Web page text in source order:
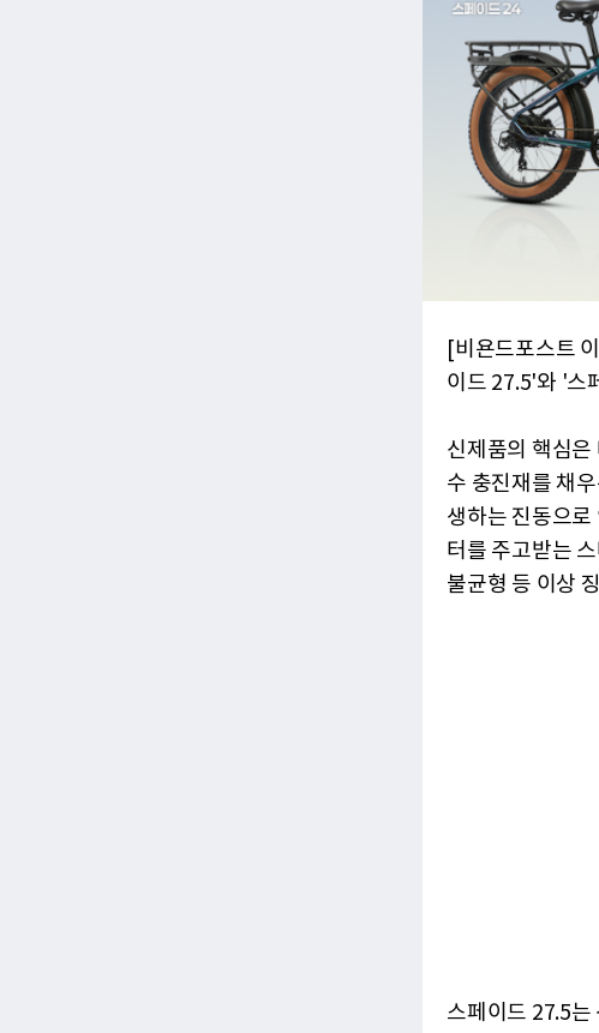
[비욘드포스트
이드 27.5'와 '스
신제품의 핵심은
수 충진재를 채
생하는 진동으로
터를 주고받는
불균형 등 이상
스페이드 27.5